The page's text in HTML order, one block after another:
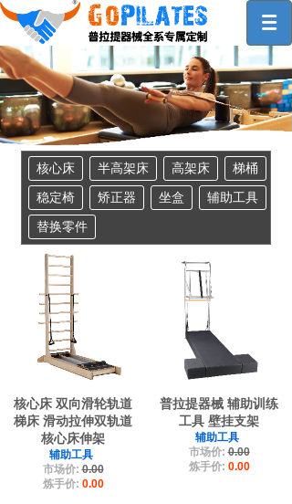
核心床 半高架床 高架床
梯桶
稳定椅
矫正器 坐盒
辅助工具
替换零件
核心床 双向滑轮轨道
梯床 滑动拉伸双轨道
核心床伸架
辅助工具
市场价:0.00
炼手价: 0.00
普拉提器械 辅助训练
工具 壁挂支架
辅助工具
市场价:0.00
炼手价: 0.00